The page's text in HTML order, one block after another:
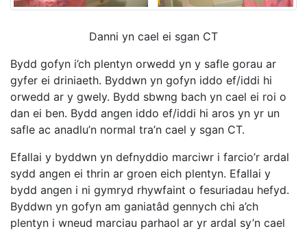
Danni yn cael ei sgan CT
Bydd gofyn i’ch plentyn orwedd yn y safle gorau ar
gyfer ei driniaeth. Byddwn yn gofyn iddo ef/iddi hi
orwedd ar y gwely. Bydd sbwng bach yn cael ei roi o
dan ei ben. Bydd angen iddo ef/iddi hi aros yn yr un
safle ac anadlu’n normal tra’n cael y sgan CT.
Efallai y byddwn yn defnyddio marciwr i farcio’r ardal
sydd angen ei thrin ar groen eich plentyn. Efallai y
bydd angen i ni gymryd rhywfaint o fesuriadau hefyd.
Byddwn yn gofyn am ganiatâd gennych chi a’ch
plentyn i wneud marciau parhaol ar yr ardal sy’n cael